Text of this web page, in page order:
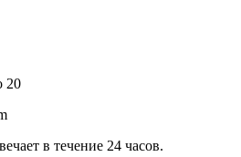
20
в течение 24 часов.